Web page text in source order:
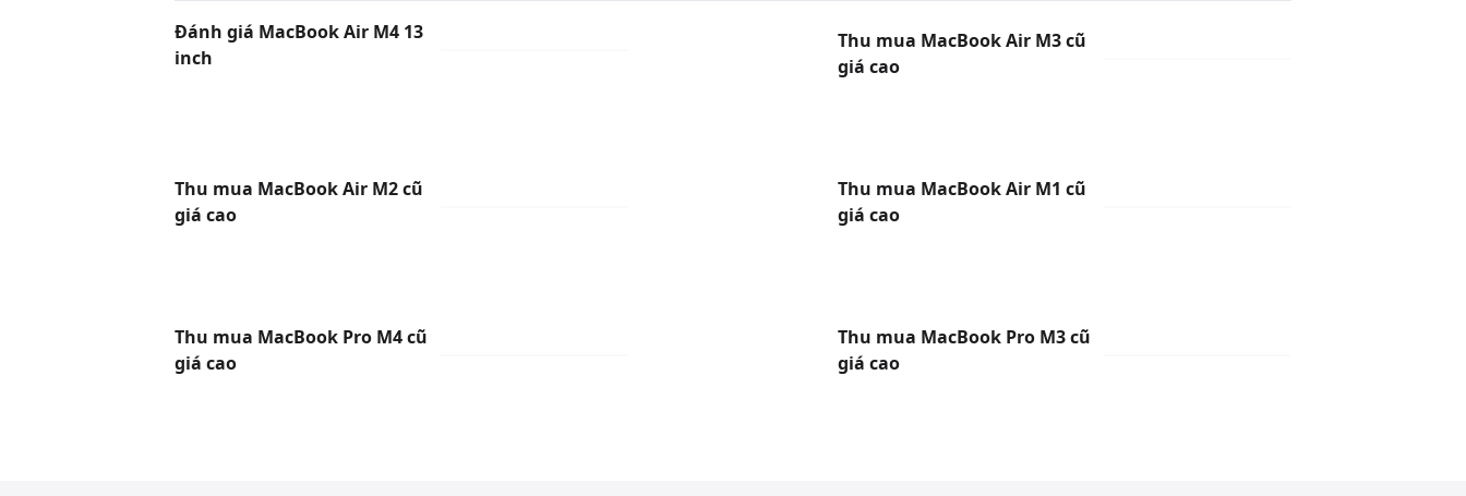
Đánh giá MacBook Air M4 13
inch
Thu mua MacBook Air M3 cũ
giá cao
Thu mua MacBook Air M2 cũ
giá cao
Thu mua MacBook Air M1 cũ
giá cao
Thu mua MacBook Pro M4 cũ
giá cao
Thu mua MacBook Pro M3 cũ
giá cao